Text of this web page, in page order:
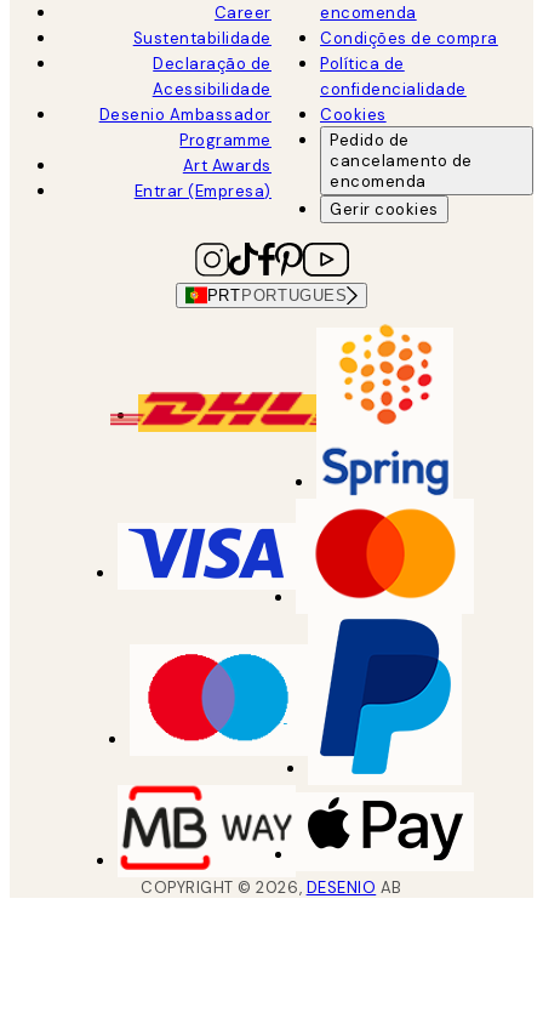
Career
Sustentabilidade
Declaração de
Acessibilidade
Desenio Ambassador
Programme
Art Awards
Entrar (Empresa)
encomenda
Condições de compra
Política de
confidencialidade
Cookies
Pedido de
cancelamento de
encomenda
Gerir cookies
PRT PORTUGUES
COPYRIGHT ©2026, DESENIO AB